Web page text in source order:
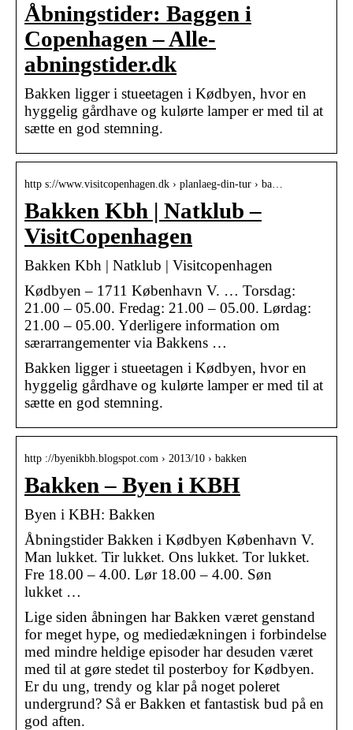
Åbningstider: Baggen i
Copenhagen – Alle-
abningstider.dk
Bakken ligger i stueetagen i Kødbyen, hvor en
hyggelig gårdhave og kulørte lamper er med til at
sætte en god stemning.
http s://www.visitcopenhagen.dk › planlaeg-din-tur › ba…
Bakken Kbh | Natklub –
VisitCopenhagen
Bakken Kbh | Natklub | Visitcopenhagen
Kødbyen – 1711 København V. … Torsdag:
21.00 – 05.00. Fredag: 21.00 – 05.00. Lørdag:
21.00 – 05.00. Yderligere information om
særarrangementer via Bakkens …
Bakken ligger i stueetagen i Kødbyen, hvor en
hyggelig gårdhave og kulørte lamper er med til at
sætte en god stemning.
http ://byenikbh.blogspot.com › 2013/10 › bakken
Bakken – Byen i KBH
Byen i KBH: Bakken
Åbningstider Bakken i Kødbyen København V.
Man lukket. Tir lukket. Ons lukket. Tor lukket.
Fre 18.00 – 4.00. Lør 18.00 – 4.00. Søn
lukket …
Lige siden åbningen har Bakken været genstand
for meget hype, og mediedækningen i forbindelse
med mindre heldige episoder har desuden været
med til at gøre stedet til posterboy for Kødbyen.
Er du ung, trendy og klar på noget poleret
undergrund? Så er Bakken et fantastisk bud på en
god aften.